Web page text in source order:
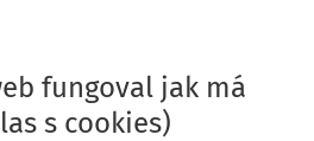
peněžitého
fungoval jak má
s cookies)